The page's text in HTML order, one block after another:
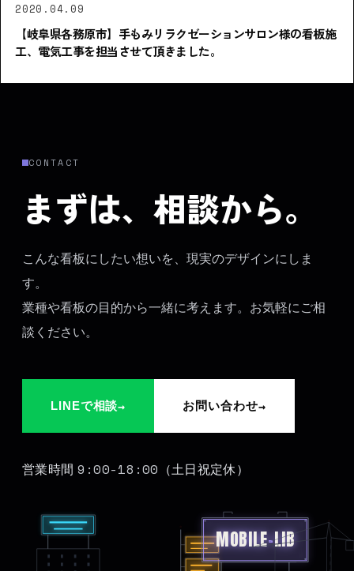
2020.04.09
【岐阜県各務原市】手もみリラクゼーションサロン様の看板施
工、電気工事を担当させて頂きました。
CONTACT
まずは、相談から。
こんな看板にしたい想いを、現実のデザインにしま
す。
業種や看板の目的から一緒に考えます。お気軽にご相
談ください。
LINEで相談→ お問い合わせ→
営業時間 9:00-18:00 （土日祝定休）
MOBILE-LIB